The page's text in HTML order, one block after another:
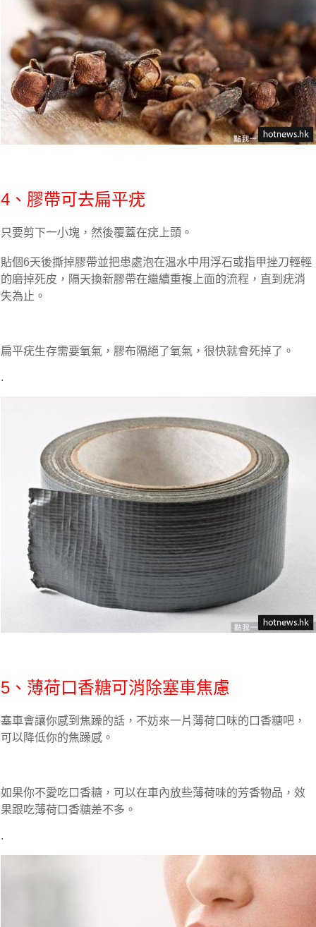
4、膠帶可去扁平疣
只要剪下一小塊，然後覆蓋在疣上頭。
貼個6天後撕掉膠帶並把患處泡在溫水中用浮石或指甲挫刀輕輕
的磨掉死皮，隔天換新膠帶在繼續重複上面的流程，直到疣消
失為止。
扁平疣生存需要氧氣，膠布隔絕了氧氣，很快就會死掉了。
.
5、薄荷口香糖可消除塞車焦慮
塞車會讓你感到焦躁的話，不妨來一片薄荷口味的口香糖吧，
可以降低你的焦躁感。
如果你不愛吃口香糖，可以在車內放些薄荷味的芳香物品，效
果跟吃薄荷口香糖差不多。
.